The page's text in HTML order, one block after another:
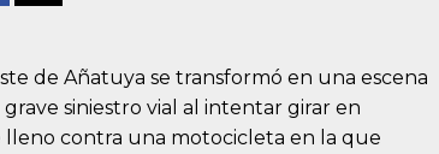
de Añatuya se transformó en una escena
siniestro vial al intentar girar en
contra una motocicleta en la que